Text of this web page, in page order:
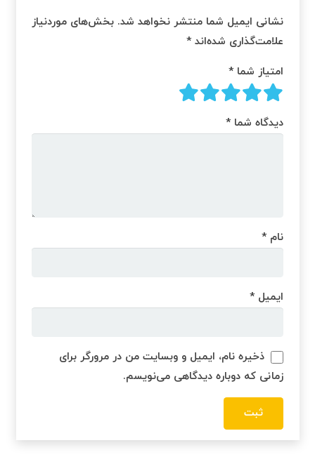
نشانی ایمیل شما منتشر نخواهد شد. بخش‌های موردنیاز
علامت‌گذاری شده‌اند *
امتیاز شما *
دیدگاه شما *
نام *
ایمیل *
ذخیره نام، ایمیل و وبسایت من در مرورگر برای
زمانی که دوباره دیدگاهی می‌نویسم.